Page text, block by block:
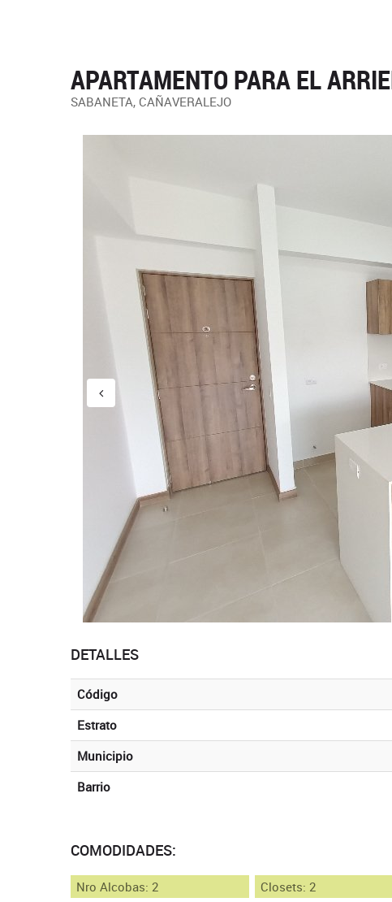
APARTAMENTO PARA EL
SABANETA, CAÑAVERALEJO
DETALLES
Código
Estrato
Municipio
Barrio
COMODIDADES:
Nro Alcobas: 2 Closets: 2